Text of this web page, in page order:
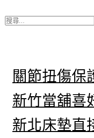
搜
尋
關節扭傷保
新竹當舖喜
新北床墊直